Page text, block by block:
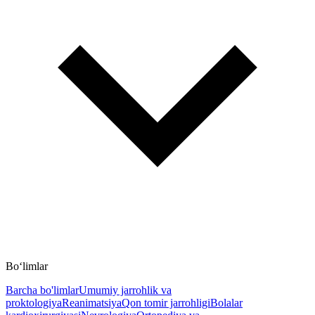
Bo‘limlar
Barcha bo'limlarUmumiy jarrohlik va
proktologiyaReanimatsiyaQon tomir jarrohligiBolalar